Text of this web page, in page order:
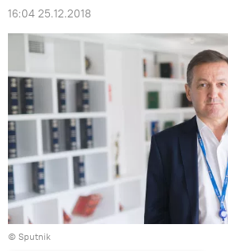
16:04 25.12.2018
© Sputnik